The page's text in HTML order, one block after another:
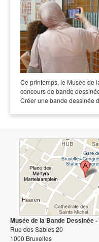
Ce printemps, le Musée de
concours de bande
Créer une bande dessinée
Musée de la Bande Dessinée
Rue des Sables 20
1000 Bruxelles